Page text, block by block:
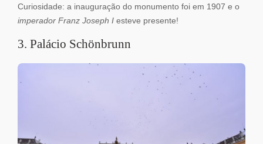
Curiosidade: a inauguração do monumento foi em 1907 e o
imperador Franz Joseph I esteve presente!
3. Palácio Schönbrunn